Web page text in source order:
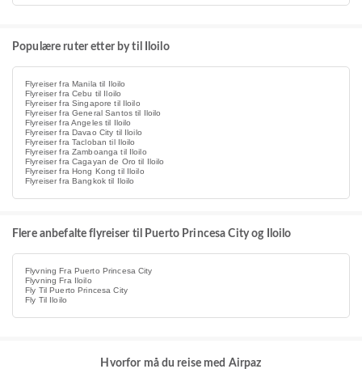
Populære ruter etter by til Iloilo
Flyreiser fra Manila til Iloilo
Flyreiser fra Cebu til Iloilo
Flyreiser fra Singapore til Iloilo
Flyreiser fra General Santos til Iloilo
Flyreiser fra Angeles til Iloilo
Flyreiser fra Davao City til Iloilo
Flyreiser fra Tacloban til Iloilo
Flyreiser fra Zamboanga til Iloilo
Flyreiser fra Cagayan de Oro til Iloilo
Flyreiser fra Hong Kong til Iloilo
Flyreiser fra Bangkok til Iloilo
Flere anbefalte flyreiser til Puerto Princesa City og Iloilo
Flyvning Fra Puerto Princesa City
Flyvning Fra Iloilo
Fly Til Puerto Princesa City
Fly Til Iloilo
Hvorfor må du reise med Airpaz